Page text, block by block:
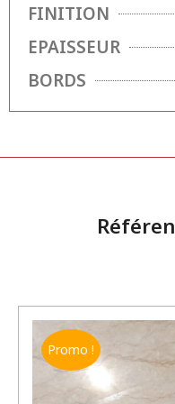
FINITION
EPAISSEUR
BORDS
Promo !